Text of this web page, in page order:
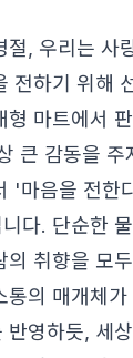
절, 우리는 사
전하기 위해
형 마트에서
큰 감동을 주
'마음을 전한
다. 단순한
의 취향을 모
통의 매개체
반영하듯, 세